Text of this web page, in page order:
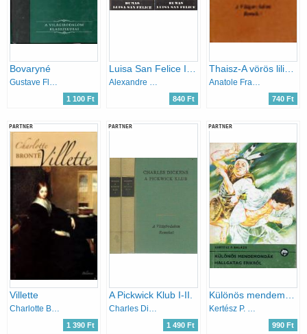
Bovaryné
Gustave Flaubert
1 100 Ft
Luisa San Felice I-II.
Alexandre Dumas
840 Ft
Thaisz-A vörös liliom
Anatole France
740 Ft
PARTNER
Villette
Charlotte Brontë
1 390 Ft
PARTNER
A Pickwick Klub I-II.
Charles Dickens
1 490 Ft
PARTNER
Kertész P. Balázs
990 Ft